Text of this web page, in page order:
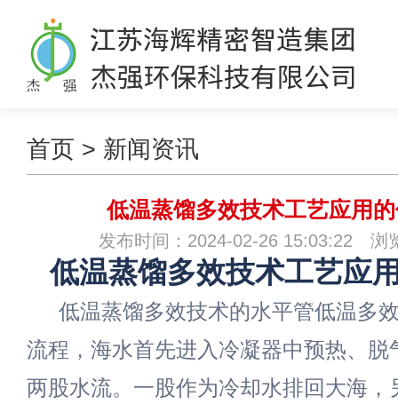
首页 > 新闻资讯
低温蒸馏多效技术工艺应用
发布时间：2024-02-26 15:03:22 浏
低温蒸馏多效技术工艺应
低温蒸馏多效技术的水平管低温多
流程，海水首先进入冷凝器中预热、脱
两股水流。一股作为冷却水排回大海，